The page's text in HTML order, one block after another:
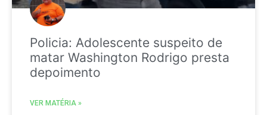
Policia: Adolescente suspeito de
matar Washington Rodrigo presta
depoimento
VER MATÉRIA »